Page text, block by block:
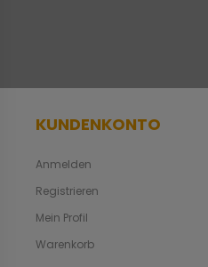
KUNDENKONTO
Anmelden
Registrieren
Mein Profil
Warenkorb